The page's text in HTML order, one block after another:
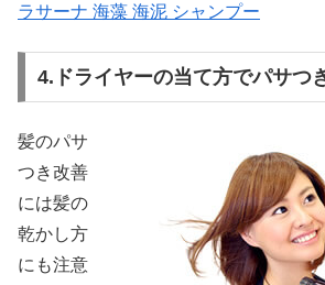
ラサーナ 海藻 海泥 シャンプー
4.ドライヤーの当て方でパサつ
髪のパサ
つき改善
には髪の
乾かし方
にも注意